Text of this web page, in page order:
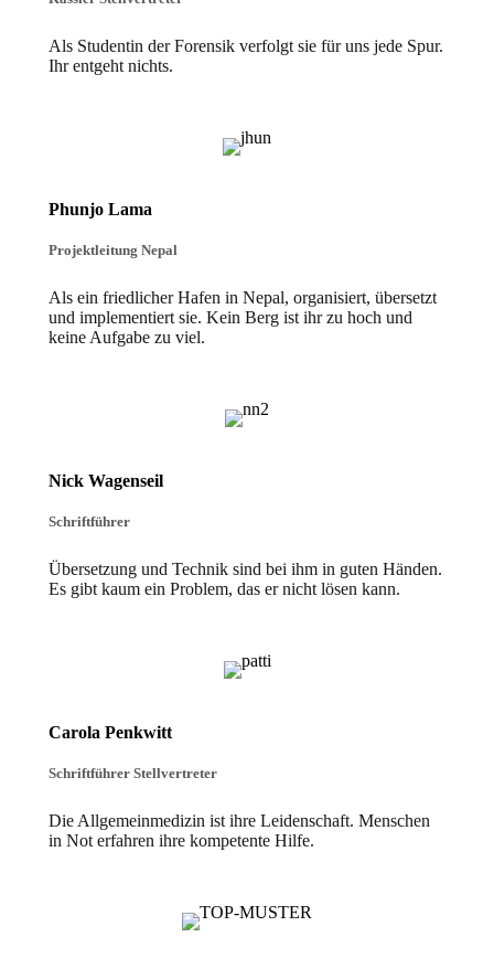
Als Studentin der Forensik verfolgt sie für uns jede Spur.
Ihr entgeht nichts.
Phunjo Lama
Projektleitung Nepal
Als ein friedlicher Hafen in Nepal, organisiert, übersetzt
und implementiert sie. Kein Berg ist ihr zu hoch und
keine Aufgabe zu viel.
Nick Wagenseil
Schriftführer
Übersetzung und Technik sind bei ihm in guten Händen.
Es gibt kaum ein Problem, das er nicht lösen kann.
Carola Penkwitt
Schriftführer Stellvertreter
Die Allgemeinmedizin ist ihre Leidenschaft. Menschen
in Not erfahren ihre kompetente Hilfe.